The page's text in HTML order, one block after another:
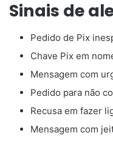
Sinais de
Pedido de Pix
Chave Pix em
Mensagem com
Pedido para não
Recusa em fazer
Mensagem com